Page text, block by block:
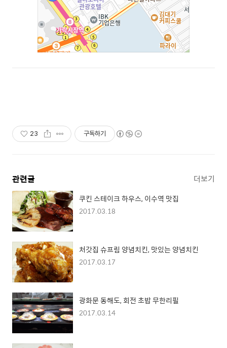
23 구독하기
관련글 더보기
쿠킨 스테이크 하우스, 이수역 맛집
2017.03.18
처갓집 슈프림 양념치킨, 맛있는 양념치킨
2017.03.17
광화문 동해도, 회전 초밥 무한리필
2017.03.14